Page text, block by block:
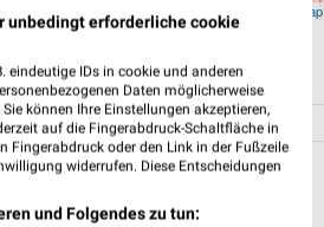
Leaflet © OpenStreetMap
unbedingt erforderliche cookie
eindeutige IDs in cookie und anderen
Daten möglicherweise
können Ihre Einstellungen akzeptieren,
auf die Fingerabdruck-Schaltfläche in
Fingerabdruck oder den Link in der Fußzeile
widerrufen. Diese Entscheidungen
und Folgendes zu tun: